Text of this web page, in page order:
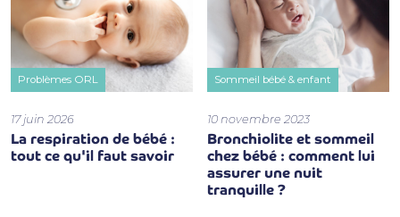
Problèmes ORL
17 juin 2026
La respiration de bébé :
tout ce qu'il faut savoir
Sommeil bébé & enfant
10 novembre 2023
Bronchiolite et sommeil
chez bébé : comment lui
assurer une nuit
tranquille ?